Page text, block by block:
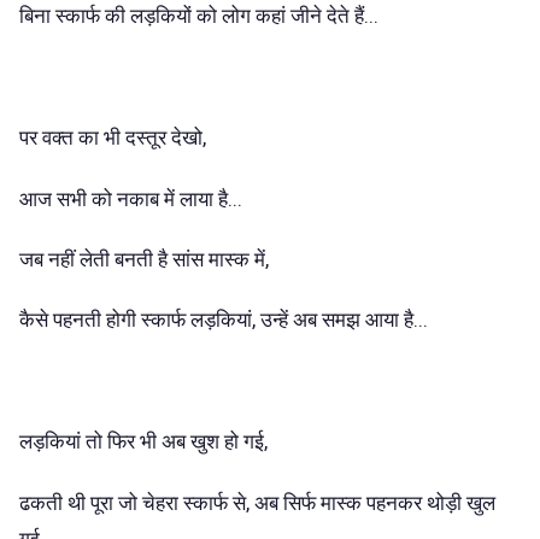
बिना स्कार्फ की लड़कियों को लोग कहां जीने देते हैं...
पर वक्त का भी दस्तूर देखो,
आज सभी को नकाब में लाया है...
जब नहीं लेती बनती है सांस मास्क में,
कैसे पहनती होगी स्कार्फ लड़कियां, उन्हें अब समझ आया है...
लड़कियां तो फिर भी अब खुश हो गई,
ढकती थी पूरा जो चेहरा स्कार्फ से, अब सिर्फ मास्क पहनकर थोड़ी खुल